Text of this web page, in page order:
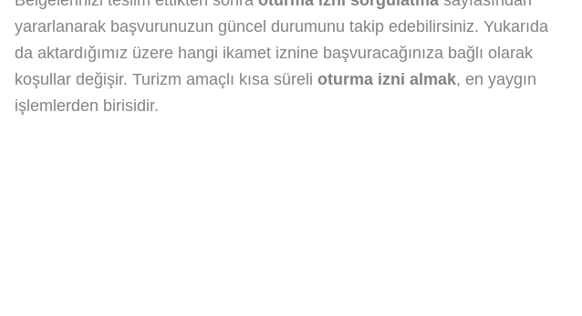
yararlanarak başvurunuzun güncel durumunu takip edebilirsiniz. Yukarıda
da aktardığımız üzere hangi ikamet iznine başvuracağınıza bağlı olarak
koşullar değişir. Turizm amaçlı kısa süreli oturma izni almak, en yaygın
işlemlerden birisidir.